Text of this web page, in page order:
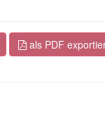
als PDF